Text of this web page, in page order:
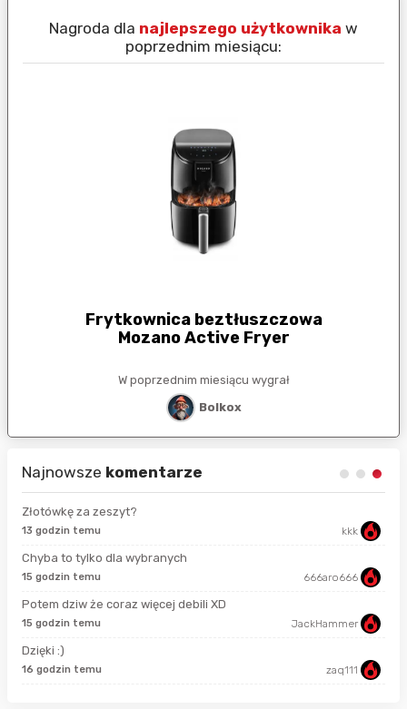
Nagroda dla najlepszego użytkownika w
poprzednim miesiącu:
Frytkownica beztłuszczowa
Mozano Active Fryer
W poprzednim miesiącu wygrał
Bolkox
Najnowsze komentarze
Złotówkę za zeszyt?
13 godzin temu kkk
Chyba to tylko dla wybranych
15 godzin temu 666aro666
Potem dziw że coraz więcej debili XD
15 godzin temu JackHammer
Dzięki :)
16 godzin temu zaq111